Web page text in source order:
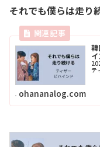
それでも僕らは走り
韓
テ
ohananalog.com